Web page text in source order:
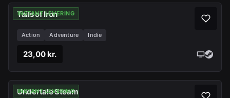
INSTANT LEVERING
Tails of Iron
Action Adventure Indie
23,00 kr.
INSTANT LEVERING
Undertale Steam